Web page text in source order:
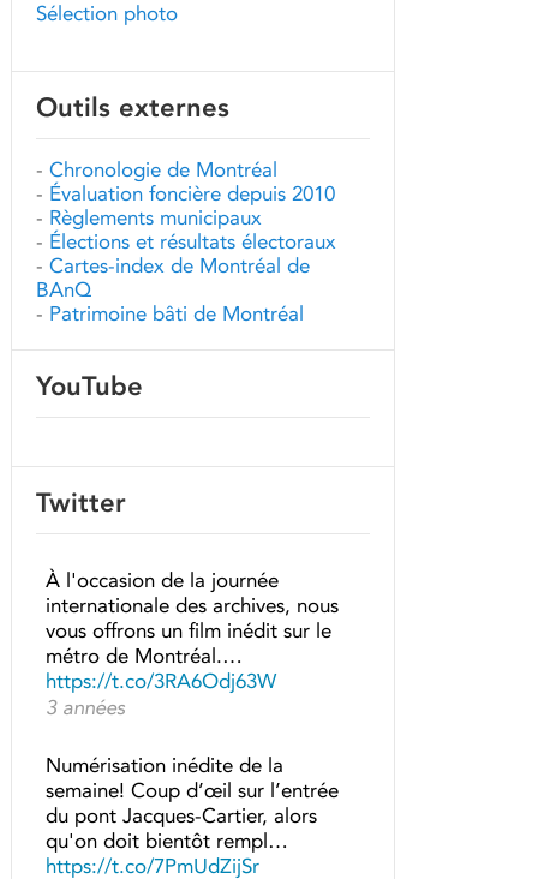
Sélection photo
Outils externes
- Chronologie de Montréal
- Évaluation foncière depuis 2010
- Règlements municipaux
- Élections et résultats électoraux
- Cartes-index de Montréal de
BAnQ
- Patrimoine bâti de Montréal
YouTube
Twitter
À l'occasion de la journée
internationale des archives, nous
vous offrons un film inédit sur le
métro de Montréal.…
https://t.co/3RA6Odj63W
3 années
Numérisation inédite de la
semaine! Coup d’œil sur l’entrée
du pont Jacques-Cartier, alors
qu'on doit bientôt rempl…
https://t.co/7PmUdZijSr